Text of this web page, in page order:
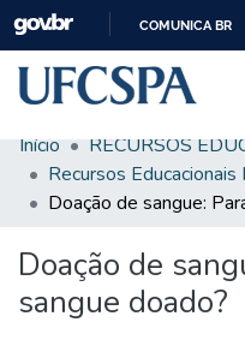
COMUNICA BR
Comunidades & Coleções
Busca Facetada
Estatísticas
Autoarquivamento
Início
Doação de
sangue doado?